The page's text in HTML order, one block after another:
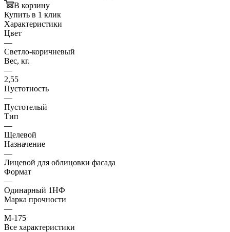
В корзину
Купить в 1 клик
Характеристики
Цвет
—
Светло-коричневый
Вес, кг.
—
2,55
Пустотность
—
Пустотелый
Тип
—
Щелевой
Назначение
—
Лицевой для облицовки фасада
Формат
—
Одинарный 1НФ
Марка прочности
—
М-175
Все характеристики